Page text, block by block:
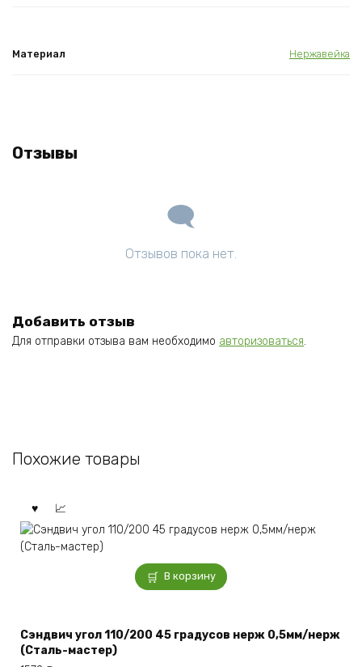
Материал Нержавейка
Отзывы
Отзывов пока нет.
Добавить отзыв
Для отправки отзыва вам необходимо авторизоваться.
Похожие товары
В корзину
Сэндвич угол 110/200 45 градусов нерж 0,5мм/нерж
(Сталь-мастер)